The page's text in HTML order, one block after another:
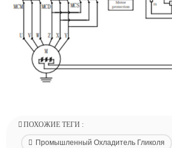
ПОХОЖИЕ ТЕГИ :
Промышленный Охладитель Гликоля